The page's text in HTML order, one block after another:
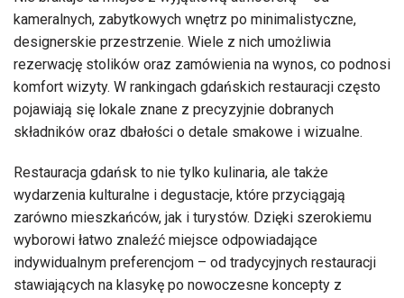
kameralnych, zabytkowych wnętrz po minimalistyczne,
designerskie przestrzenie. Wiele z nich umożliwia
rezerwację stolików oraz zamówienia na wynos, co podnosi
komfort wizyty. W rankingach gdańskich restauracji często
pojawiają się lokale znane z precyzyjnie dobranych
składników oraz dbałości o detale smakowe i wizualne.
Restauracja gdańsk to nie tylko kulinaria, ale także
wydarzenia kulturalne i degustacje, które przyciągają
zarówno mieszkańców, jak i turystów. Dzięki szerokiemu
wyborowi łatwo znaleźć miejsce odpowiadające
indywidualnym preferencjom – od tradycyjnych restauracji
stawiających na klasykę po nowoczesne koncepty z